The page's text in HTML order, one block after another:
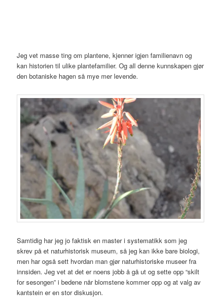
Jeg vet masse ting om plantene, kjenner igjen familienavn og
kan historien til ulike plantefamilier. Og all denne kunnskapen gjør
den botaniske hagen så mye mer levende.
Samtidig har jeg jo faktisk en master i systematikk som jeg
skrev på et naturhistorisk museum, så jeg kan ikke bare biologi,
men har også sett hvordan man gjør naturhistoriske museer fra
innsiden. Jeg vet at det er noens jobb å gå ut og sette opp “skilt
for sesongen” i bedene når blomstene kommer opp og at valg av
kantstein er en stor diskusjon.